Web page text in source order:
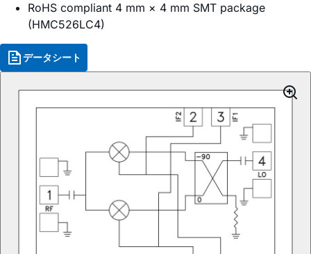
RoHS compliant 4 mm × 4 mm SMT package
(HMC526LC4)
データシート